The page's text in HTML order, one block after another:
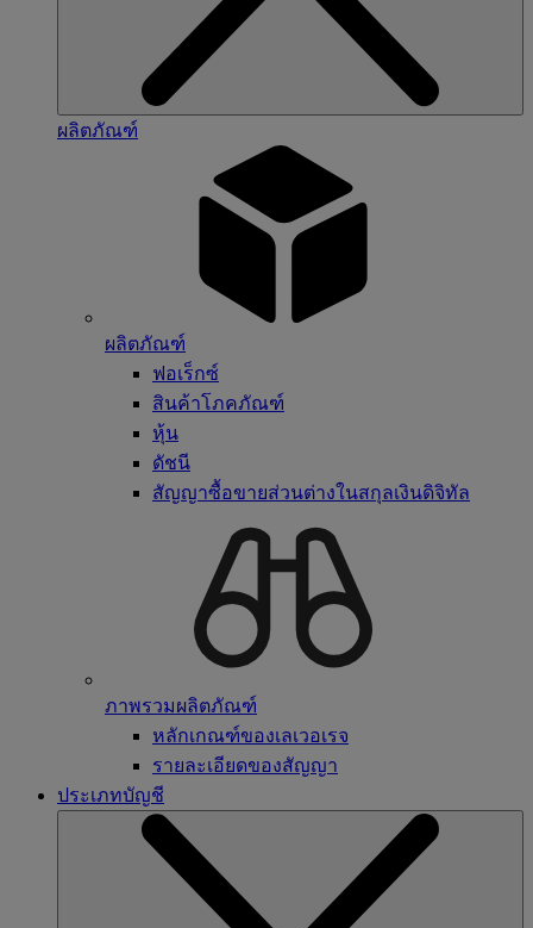
ผลิตภัณฑ์
ผลิตภัณฑ์
ฟอเร็กซ์
สินค้าโภคภัณฑ์
หุ้น
ดัชนี
สัญญาซื้อขายส่วนต่างในสกุลเงินดิจิทัล
ภาพรวมผลิตภัณฑ์
หลักเกณฑ์ของเลเวอเรจ
รายละเอียดของสัญญา
ประเภทบัญชี